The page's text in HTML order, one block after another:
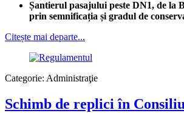
Șantierul pasajului peste DN1, de la
prin semnificația și gradul de
Citește mai departe...
Categorie: Administraţie
Schimb de replici în